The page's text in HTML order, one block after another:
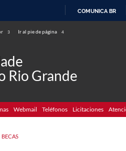
COMUNICA BR
3 Ir al pie de página 4
Rio Grande
Webmail Teléfonos Licitaciones
BECAS